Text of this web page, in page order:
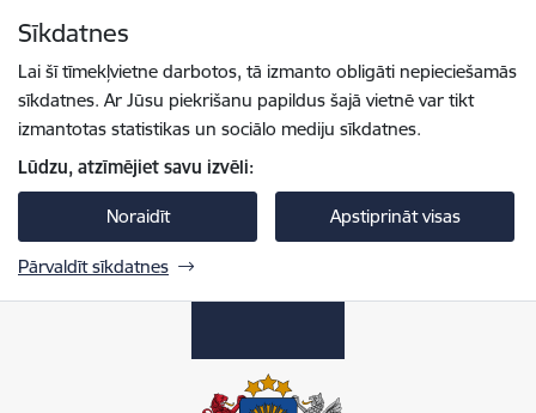
Sīkdatnes
Lai šī tīmekļvietne darbotos, tā izmanto obligāti nepieciešamās
sīkdatnes. Ar Jūsu piekrišanu papildus šajā vietnē var tikt
izmantotas statistikas un sociālo mediju sīkdatnes.
Lūdzu, atzīmējiet savu izvēli:
Noraidīt Apstiprināt visas
Pārvaldīt sīkdatnes